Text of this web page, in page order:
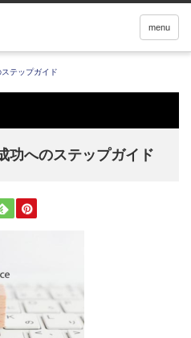
menu
テップガイド
功へのステップガイド